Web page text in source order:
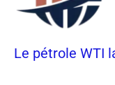
Le pétrole WTI